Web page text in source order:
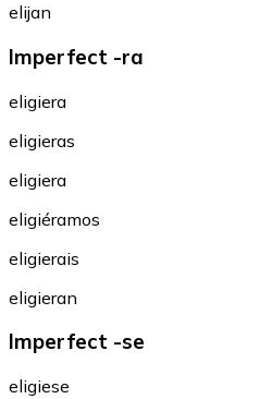
elijan
Imperfect -ra
eligiera
eligieras
eligiera
eligiéramos
eligierais
eligieran
Imperfect -se
eligiese